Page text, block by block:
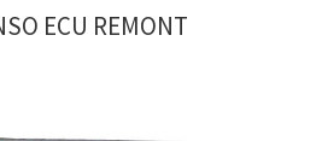
ECU REMONT